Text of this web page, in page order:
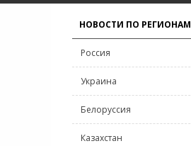
НОВОСТИ ПО РЕГИОНАМ
Россия
Украина
Белоруссия
Казахстан